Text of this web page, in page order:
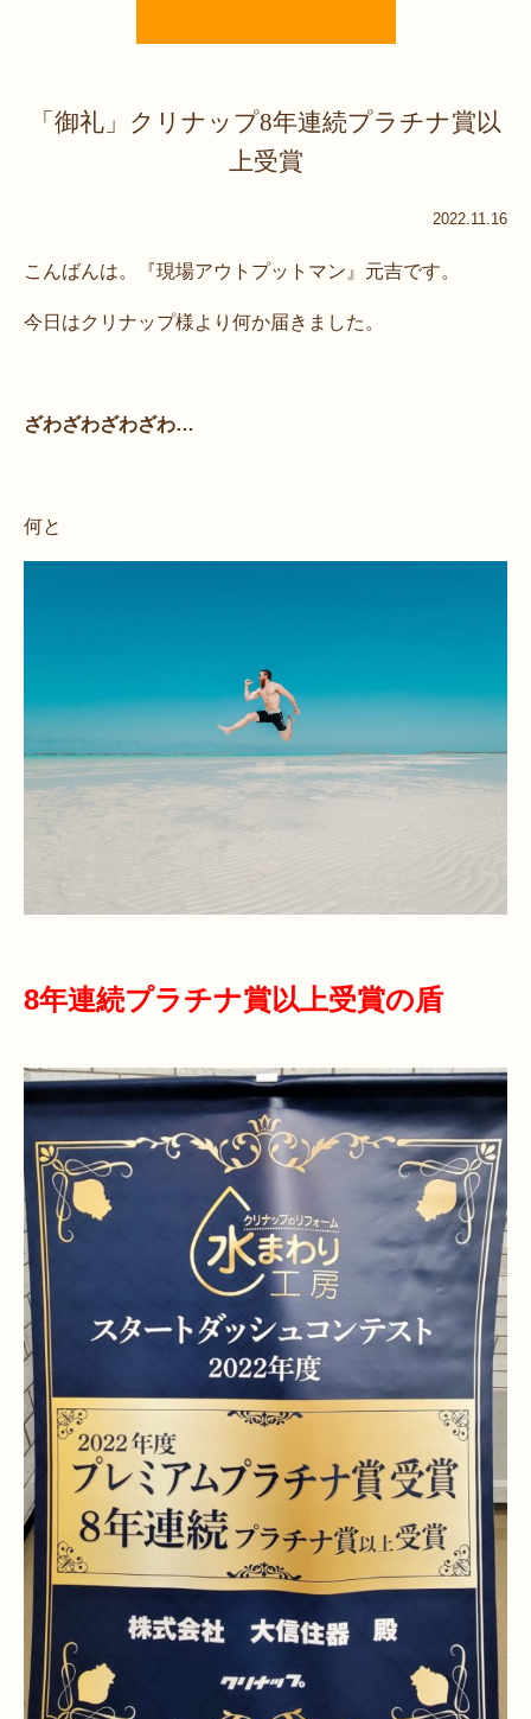
「御礼」クリナップ8年連続プラチナ賞以
上受賞
2022.11.16
こんばんは。『現場アウトプットマン』元吉です。
今日はクリナップ様より何か届きました。
ざわざわざわざわ…
何と
8年連続プラチナ賞以上受賞の盾